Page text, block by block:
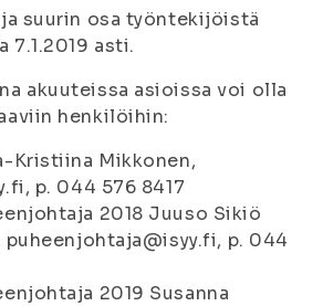
suurin osa työntekijöistä
7.1.2019 asti.
akuuteissa asioissa voi olla
henkilöihin:
Kristiina Mikkonen,
p. 044 576 8417
2018 Juuso Sikiö
puheenjohtaja@isyy.fi, p. 044
2019 Susanna